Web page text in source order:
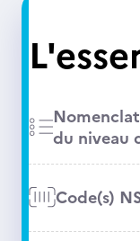
du niveau
Code(s)